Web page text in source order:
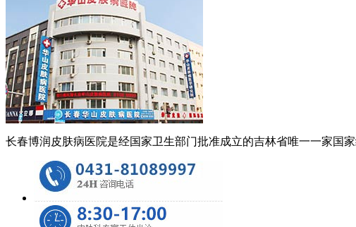
长春博润皮肤病医院是经国家卫生部门批准成立的吉林省唯一一家国